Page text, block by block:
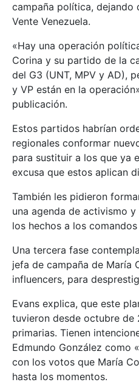
campaña política, dejando
Vente Venezuela.
«Hay una operación
Corina y su partido de la
del G3 (UNT, MPV y AD),
y VP están en la
publicación.
Estos partidos habrían
regionales conformar
para sustituir a los que ya
excusa que estos aplican
También les pidieron
una agenda de activismo
los hechos a los
Una tercera fase
jefa de campaña de María
influencers, para
Evans explica, que este
tuvieron desde octubre de
primarias. Tienen
Edmundo González como
con los votos que María
hasta los momentos.